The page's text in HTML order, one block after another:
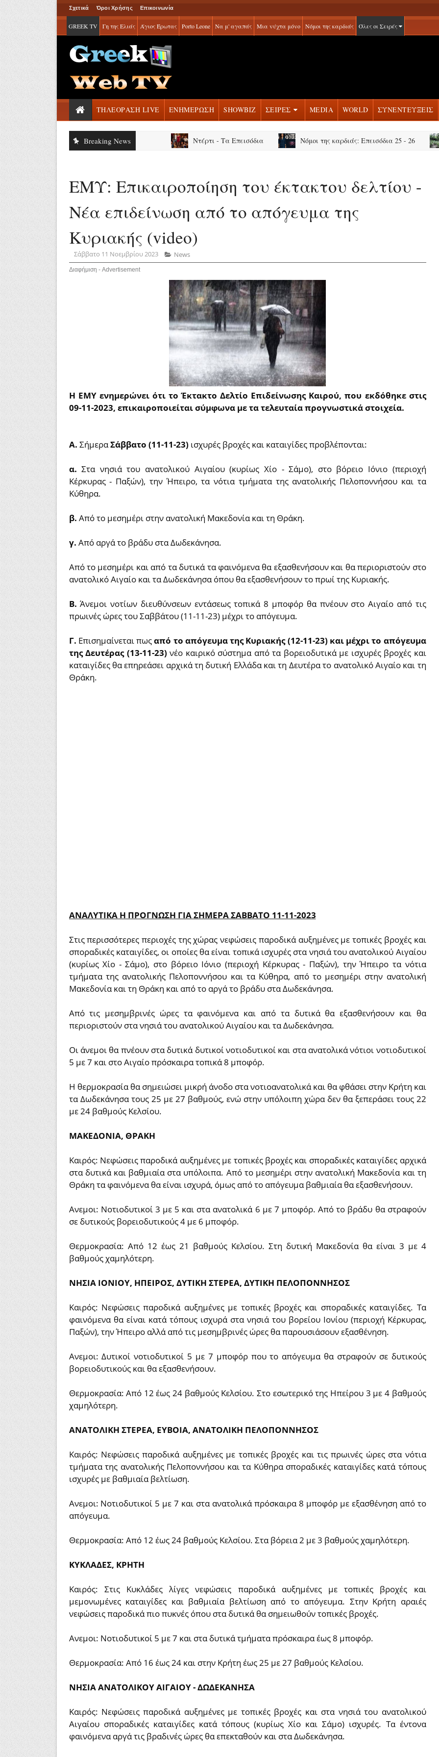
Σχετικά Όροι Χρήσης Επικοινωνία
GREEK TV Γη της Ελιάς Άγιος Έρωτας Porto Leone Να μ' αγαπάς Μια νύχτα μόνο Νόμοι της καρδιάς Όλες οι Σειρές
ΤΗΛΕΟΡΑΣΗ LIVE ΕΝΗΜΕΡΩΣΗ SHOWBIZ ΣΕΙΡΕΣ MEDIA WORLD ΣΥΝΕΝΤΕΥΞΕΙΣ
Breaking News Ντέρτι - Τα Επεισόδια Νόμοι της καρδιάς: Επεισόδια 25 - 26
ΕΜΥ: Επικαιροποίηση του έκτακτου δελτίου -
Νέα επιδείνωση από το απόγευμα της
Κυριακής (video)
Σάββατο 11 Νοεμβρίου 2023 News
Διαφήμιση - Advertisement
Η ΕΜΥ ενημερώνει ότι το Έκτακτο Δελτίο Επιδείνωσης Καιρού, που εκδόθηκε στις
09-11-2023, επικαιροποιείται σύμφωνα με τα τελευταία προγνωστικά στοιχεία.
Α. ΣήμεραΣάββατο (11-11-23) ισχυρές βροχές και καταιγίδες προβλέπονται:
α.Στα νησιά του ανατολικού Αιγαίου (κυρίως Χίο - Σάμο), στο βόρειο Ιόνιο (περιοχή
Κέρκυρας - Παξών), την Ήπειρο, τα νότια τμήματα της ανατολικής Πελοποννήσου και τα
Κύθηρα.
β. Από το μεσημέρι στην ανατολική Μακεδονία και τη Θράκη.
γ. Από αργά το βράδυ στα Δωδεκάνησα.
Από το μεσημέρι και από τα δυτικά τα φαινόμενα θα εξασθενήσουν και θα περιοριστούν στο
ανατολικό Αιγαίο και τα Δωδεκάνησα όπου θα εξασθενήσουν το πρωί της Κυριακής.
Β.Άνεμοι νοτίων διευθύνσεων εντάσεως τοπικά 8 μποφόρ θα πνέουν στο Αιγαίο από τις
πρωινές ώρες του Σαββάτου (11-11-23) μέχρι το απόγευμα.
Γ. Επισημαίνεται πωςαπό το απόγευμα της Κυριακής (12-11-23) και μέχρι το απόγευμα
της Δευτέρας (13-11-23) νέο καιρικό σύστημα από τα βορειοδυτικά με ισχυρές βροχές και
καταιγίδες θα επηρεάσει αρχικά τη δυτική Ελλάδα και τη Δευτέρα το ανατολικό Αιγαίο και τη
Θράκη.
ΑΝΑΛΥΤΙΚΑ Η ΠΡΟΓΝΩΣΗ ΓΙΑ ΣΗΜΕΡΑ ΣΑΒΒΑΤΟ 11-11-2023
Στις περισσότερες περιοχές της χώρας νεφώσεις παροδικά αυξημένες με τοπικές βροχές και
σποραδικές καταιγίδες, οι οποίες θα είναι τοπικά ισχυρές στα νησιά του ανατολικού Αιγαίου
(κυρίως Χίο - Σάμο), στο βόρειο Ιόνιο (περιοχή Κέρκυρας - Παξών), την Ήπειρο τα νότια
τμήματα της ανατολικής Πελοποννήσου και τα Κύθηρα, από το μεσημέρι στην ανατολική
Μακεδονία και τη Θράκη και από το αργά το βράδυ στα Δωδεκάνησα.
Από τις μεσημβρινές ώρες τα φαινόμενα και από τα δυτικά θα εξασθενήσουν και θα
περιοριστούν στα νησιά του ανατολικού Αιγαίου και τα Δωδεκάνησα.
Οι άνεμοι θα πνέουν στα δυτικά δυτικοί νοτιοδυτικοί και στα ανατολικά νότιοι νοτιοδυτικοί
5 με 7 και στο Αιγαίο πρόσκαιρα τοπικά 8 μποφόρ.
Η θερμοκρασία θα σημειώσει μικρή άνοδο στα νοτιοανατολικά και θα φθάσει στην Κρήτη και
τα Δωδεκάνησα τους 25 με 27 βαθμούς, ενώ στην υπόλοιπη χώρα δεν θα ξεπεράσει τους 22
με 24 βαθμούς Κελσίου.
ΜΑΚΕΔΟΝΙΑ, ΘΡΑΚΗ
Καιρός: Νεφώσεις παροδικά αυξημένες με τοπικές βροχές και σποραδικές καταιγίδες αρχικά
στα δυτικά και βαθμιαία στα υπόλοιπα. Από το μεσημέρι στην ανατολική Μακεδονία και τη
Θράκη τα φαινόμενα θα είναι ισχυρά, όμως από το απόγευμα βαθμιαία θα εξασθενήσουν.
Ανεμοι: Νοτιοδυτικοί 3 με 5 και στα ανατολικά 6 με 7 μποφόρ. Από το βράδυ θα στραφούν
σε δυτικούς βορειοδυτικούς 4 με 6 μποφόρ.
Θερμοκρασία: Από 12 έως 21 βαθμούς Κελσίου. Στη δυτική Μακεδονία θα είναι 3 με 4
βαθμούς χαμηλότερη.
ΝΗΣΙΑ ΙΟΝΙΟΥ, ΗΠΕΙΡΟΣ, ΔΥΤΙΚΗ ΣΤΕΡΕΑ, ΔΥΤΙΚΗ ΠΕΛΟΠΟΝΝΗΣΟΣ
Καιρός: Νεφώσεις παροδικά αυξημένες με τοπικές βροχές και σποραδικές καταιγίδες. Τα
φαινόμενα θα είναι κατά τόπους ισχυρά στα νησιά του βορείου Ιονίου (περιοχή Κέρκυρας,
Παξών), την Ήπειρο αλλά από τις μεσημβρινές ώρες θα παρουσιάσουν εξασθένηση.
Ανεμοι: Δυτικοί νοτιοδυτικοί 5 με 7 μποφόρ που το απόγευμα θα στραφούν σε δυτικούς
βορειοδυτικούς και θα εξασθενήσουν.
Θερμοκρασία: Από 12 έως 24 βαθμούς Κελσίου. Στο εσωτερικό της Ηπείρου 3 με 4 βαθμούς
χαμηλότερη.
ΑΝΑΤΟΛΙΚΗ ΣΤΕΡΕΑ, ΕΥΒΟΙΑ, ΑΝΑΤΟΛΙΚΗ ΠΕΛΟΠΟΝΝΗΣΟΣ
Καιρός: Νεφώσεις παροδικά αυξημένες με τοπικές βροχές και τις πρωινές ώρες στα νότια
τμήματα της ανατολικής Πελοποννήσου και τα Κύθηρα σποραδικές καταιγίδες κατά τόπους
ισχυρές με βαθμιαία βελτίωση.
Ανεμοι: Νοτιοδυτικοί 5 με 7 και στα ανατολικά πρόσκαιρα 8 μποφόρ με εξασθένηση από το
απόγευμα.
Θερμοκρασία: Από 12 έως 24 βαθμούς Κελσίου. Στα βόρεια 2 με 3 βαθμούς χαμηλότερη.
ΚΥΚΛΑΔΕΣ, ΚΡΗΤΗ
Καιρός: Στις Κυκλάδες λίγες νεφώσεις παροδικά αυξημένες με τοπικές βροχές και
μεμονωμένες καταιγίδες και βαθμιαία βελτίωση από το απόγευμα. Στην Κρήτη αραιές
νεφώσεις παροδικά πιο πυκνές όπου στα δυτικά θα σημειωθούν τοπικές βροχές.
Ανεμοι: Νοτιοδυτικοί 5 με 7 και στα δυτικά τμήματα πρόσκαιρα έως 8 μποφόρ.
Θερμοκρασία: Από 16 έως 24 και στην Κρήτη έως 25 με 27 βαθμούς Κελσίου.
ΝΗΣΙΑ ΑΝΑΤΟΛΙΚΟΥ ΑΙΓΑΙΟΥ - ΔΩΔΕΚΑΝΗΣΑ
Καιρός: Νεφώσεις παροδικά αυξημένες με τοπικές βροχές και στα νησιά του ανατολικού
Αιγαίου σποραδικές καταιγίδες κατά τόπους (κυρίως Χίο και Σάμο) ισχυρές. Τα έντονα
φαινόμενα αργά τις βραδινές ώρες θα επεκταθούν και στα Δωδεκάνησα.